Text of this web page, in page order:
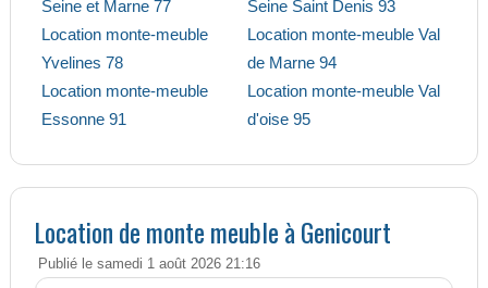
Seine et Marne 77
Location monte-meuble
Yvelines 78
Location monte-meuble
Essonne 91
Seine Saint Denis 93
Location monte-meuble Val
de Marne 94
Location monte-meuble Val
d'oise 95
Location de monte meuble à Genicourt
Publié le samedi 1 août 2026 21:16